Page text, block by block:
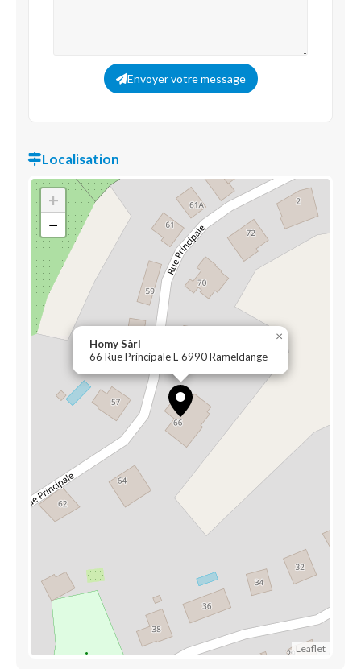
Envoyer votre message
Localisation
Homy Sàrl
66 Rue Principale L-6990 Rameldange
×
+
−
Leaflet